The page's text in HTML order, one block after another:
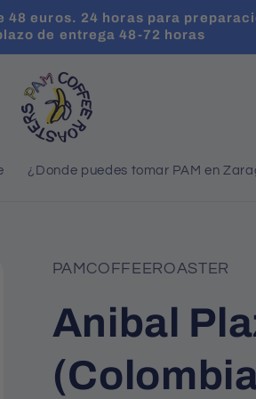
48 euros. 24 horas para
de entrega 48-72 horas
¿Donde puedes tomar PAM en
PAMCOFFEEROASTER
Anibal